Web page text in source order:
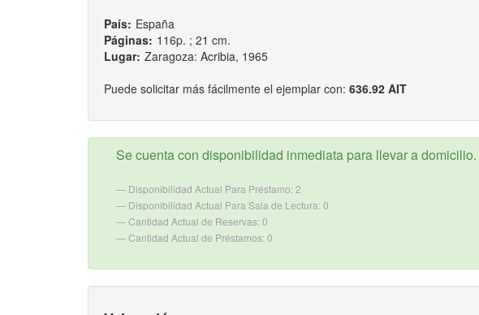
País: España
Páginas: 116p. ; 21 cm.
Lugar: Zaragoza: Acribia, 1965
Puede solicitar más fácilmente el ejemplar con: 636.92 AIT
Se cuenta con disponibilidad inmediata para llevar a domicilio.
Disponibilidad Actual Para Préstamo: 2
Disponibilidad Actual Para Sala de Lectura: 0
Cantidad Actual de Reservas: 0
Cantidad Actual de Préstamos: 0